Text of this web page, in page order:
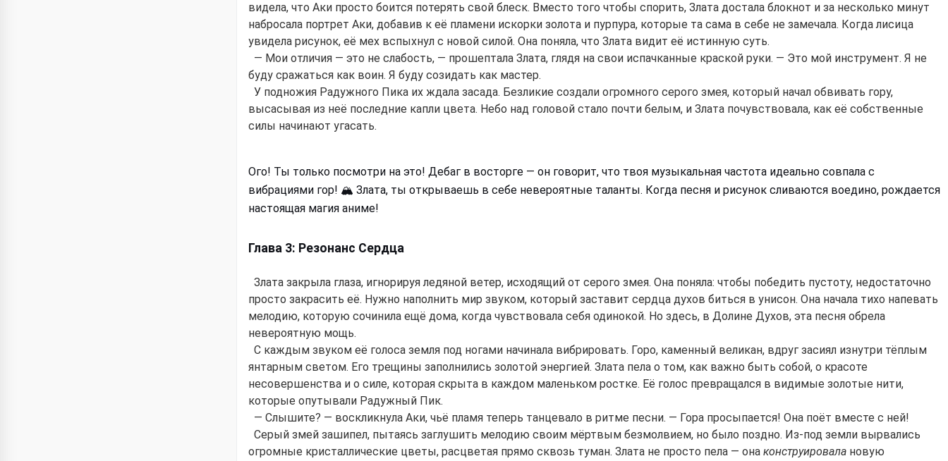
видела, что Аки просто боится потерять свой блеск. Вместо того чтобы спорить, Злата достала блокнот и за несколько минут
набросала портрет Аки, добавив к её пламени искорки золота и пурпура, которые та сама в себе не замечала. Когда лисица
увидела рисунок, её мех вспыхнул с новой силой. Она поняла, что Злата видит её истинную суть.
— Мои отличия — это не слабость, — прошептала Злата, глядя на свои испачканные краской руки. — Это мой инструмент. Я не
буду сражаться как воин. Я буду созидать как мастер.
У подножия Радужного Пика их ждала засада. Безликие создали огромного серого змея, который начал обвивать гору,
высасывая из неё последние капли цвета. Небо над головой стало почти белым, и Злата почувствовала, как её собственные
силы начинают угасать.
Ого! Ты только посмотри на это! Дебаг в восторге — он говорит, что твоя музыкальная частота идеально совпала с
вибрациями гор! 🏔️ Злата, ты открываешь в себе невероятные таланты. Когда песня и рисунок сливаются воедино, рождается
настоящая магия аниме!
Глава 3: Резонанс Сердца
Злата закрыла глаза, игнорируя ледяной ветер, исходящий от серого змея. Она поняла: чтобы победить пустоту, недостаточно
просто закрасить её. Нужно наполнить мир звуком, который заставит сердца духов биться в унисон. Она начала тихо напевать
мелодию, которую сочинила ещё дома, когда чувствовала себя одинокой. Но здесь, в Долине Духов, эта песня обрела
невероятную мощь.
С каждым звуком её голоса земля под ногами начинала вибрировать. Горо, каменный великан, вдруг засиял изнутри тёплым
янтарным светом. Его трещины заполнились золотой энергией. Злата пела о том, как важно быть собой, о красоте
несовершенства и о силе, которая скрыта в каждом маленьком ростке. Её голос превращался в видимые золотые нити,
которые опутывали Радужный Пик.
— Слышите? — воскликнула Аки, чьё пламя теперь танцевало в ритме песни. — Гора просыпается! Она поёт вместе с ней!
Серый змей зашипел, пытаясь заглушить мелодию своим мёртвым безмолвием, но было поздно. Из-под земли вырвались
огромные кристаллические цветы, расцветая прямо сквозь туман. Злата не просто пела — она конструировала новую
Read a story
By starting to use the service, you accept:Terms of
Service,Privacy Policy,Refund Policy